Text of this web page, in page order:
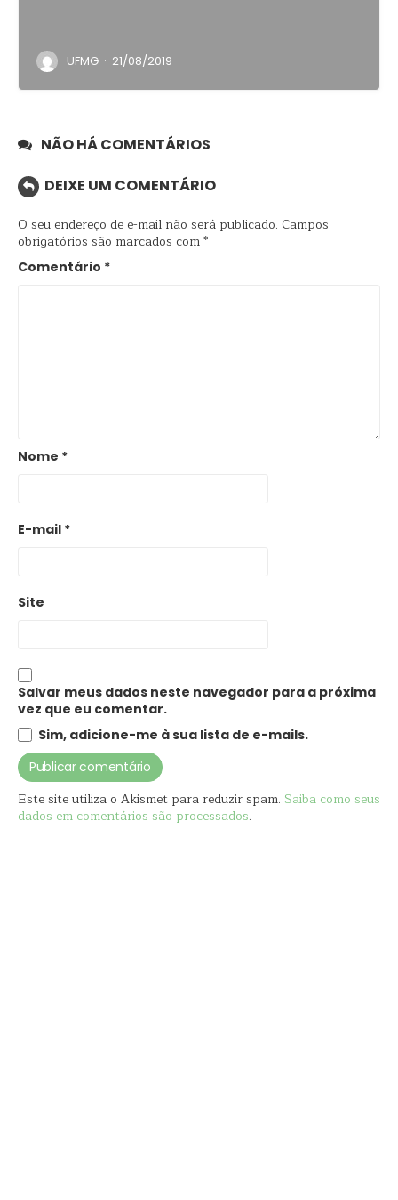
UFMG · 21/08/2019
NÃO HÁ COMENTÁRIOS
DEIXE UM COMENTÁRIO
O seu endereço de e-mail não será publicado. Campos
obrigatórios são marcados com*
Comentário *
Nome *
E-mail *
Site
Salvar meus dados neste navegador para a próxima
vez que eu comentar.
Sim, adicione-me à sua lista de e-mails.
Este site utiliza o Akismet para reduzir spam. Saiba como seus
dados em comentários são processados.